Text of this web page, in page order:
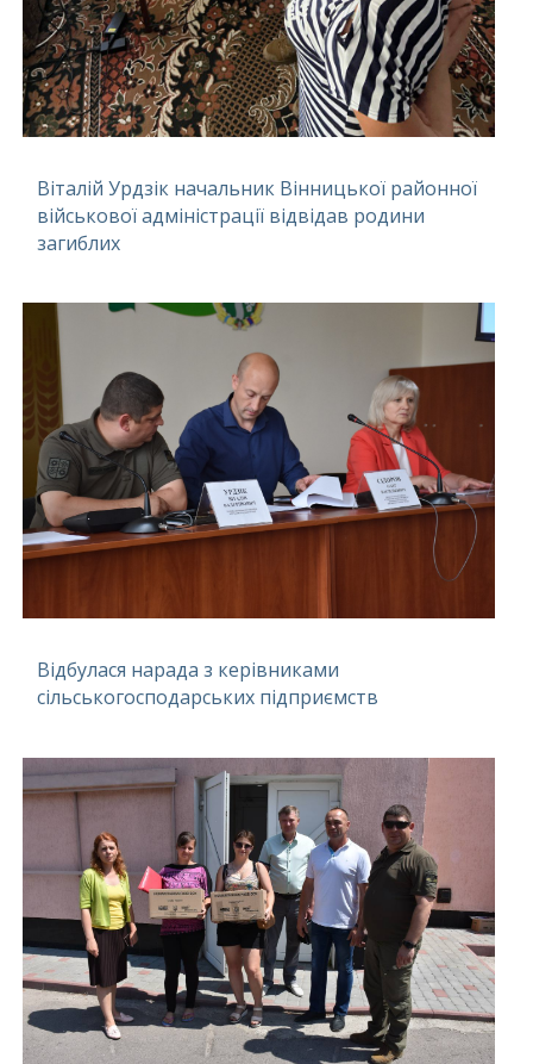
Віталій Урдзік начальник Вінницької районної
військової адміністрації відвідав родини
загиблих
Відбулася нарада з керівниками
сільськогосподарських підприємств